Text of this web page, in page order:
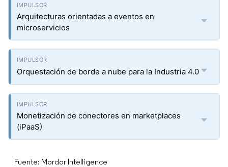
Arquitecturas orientadas a eventos en
microservicios
Orquestación de borde a nube para la Industria 4.0
Monetización de conectores en marketplaces
(iPaaS)
Fuente: Mordor Intelligence